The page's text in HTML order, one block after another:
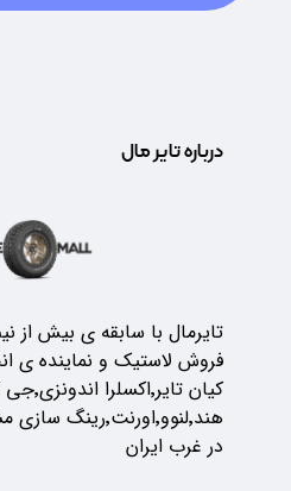
درباره تایر مال
تایرمال با سابقه ی بیش از
فروش لاستیک و نماینده ی
کیان
در غرب ایران